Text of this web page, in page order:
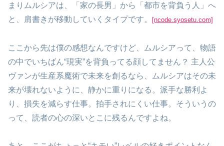
まりムルシアは、「家の長男」から「都市を背負う人」へ
と、肩書きが移動していくタイプです。
[ncode.syosetu.com]
ここから先は僕の感想なんですけど、ムルシアって、物語
の中でいちばん“現実”を背負ってる顔してません？ 主人公
ヴァンが生産系魔術で未来を創るなら、ムルシアはその未
来が壊れないように、静かに重りになる。派手な勝利よ
り、損失を減らす仕事。拍手されにくい仕事。そういうの
って、読者の心の深いとこに残るんですよね。